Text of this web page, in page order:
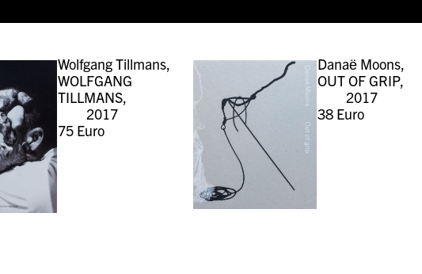
Wolfgang Tillmans,
WOLFGANG
TILLMANS,
2017
75Euro
Danaë Moons,
OUT OF GRIP,
2017
38 Euro